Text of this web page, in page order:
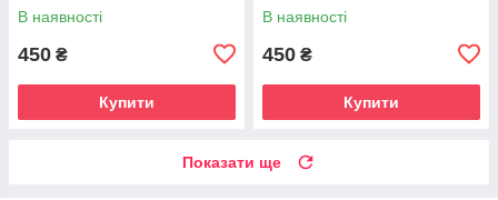
В наявності
450 ₴
Купити
В наявності
450 ₴
Купити
Показати ще